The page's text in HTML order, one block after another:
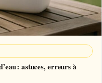
: astuces, erreurs à